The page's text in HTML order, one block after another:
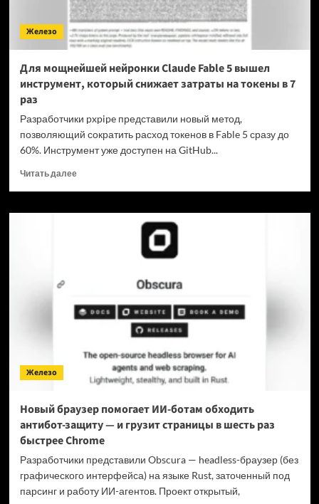
realme
полностью
переходят
на
Железо
Для мощнейшей нейронки Claude Fable 5 вышел
инструмент, который снижает затраты на токены в 7
раз
Разработчики pxpipe представили новый метод,
позволяющий сократить расход токенов в Fable 5 сразу до
60%. Инструмент уже доступен на GitHub...
Читать далееПрочитать
Для
инструмент,
который
на
токены
раз
Железо
Новый браузер помогает ИИ-ботам обходить
антибот-защиту — и грузит страницы в шесть раз
быстрее Chrome
Разработчики представили Obscura — headless-браузер (без
графического интерфейса) на языке Rust, заточенный под
парсинг и работу ИИ-агентов. Проект открытый,